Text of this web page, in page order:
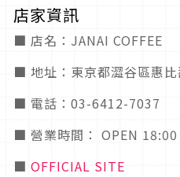
店家資訊
■ 店名：JANAI COFFEE
■ 地址：東京都澀谷區惠
■ 電話：03-6412-7037
■ 營業時間： OPEN
■ OFFICIAL SITE